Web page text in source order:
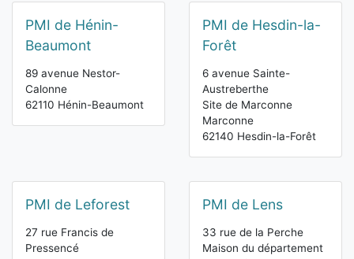
PMI de Hénin-
Beaumont
89 avenue Nestor-
Calonne
62110 Hénin-Beaumont
PMI de Hesdin-la-
Forêt
6 avenue Sainte-
Austreberthe
Site de Marconne
Marconne
62140 Hesdin-la-Forêt
PMI de Leforest
27 rue Francis de
Pressencé
PMI de Lens
33 rue de la Perche
Maison du département